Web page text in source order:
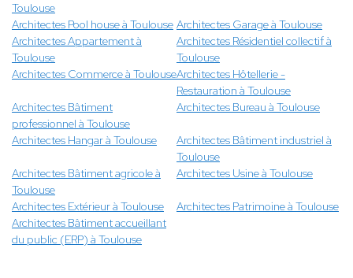
Toulouse
Architectes Pool house à Toulouse Architectes Garage à Toulouse
Architectes Appartement à
Toulouse
Architectes Résidentiel collectif à
Toulouse
Architectes Commerce à ToulouseArchitectes Hôtellerie -
Restauration à Toulouse
Architectes Bâtiment
professionnel à Toulouse
Architectes Bureau à Toulouse
Architectes Hangar à Toulouse
Architectes Bâtiment industriel à
Toulouse
Architectes Bâtiment agricole à
Toulouse
Architectes Usine à Toulouse
Architectes Extérieur à Toulouse
Architectes Patrimoine à Toulouse
Architectes Bâtiment accueillant
du public (ERP) à Toulouse